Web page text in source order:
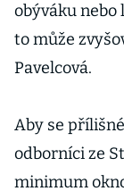
obýváku
to může
Pavelcová.
Aby se
odborníci ze
minimum